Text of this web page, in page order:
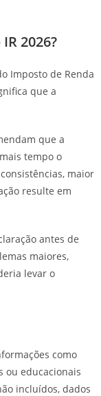
2026?
Imposto de Renda
que a
que a
tempo o
maior
resulte em
antes de
maiores,
levar o
como
ou educacionais
incluídos, dados